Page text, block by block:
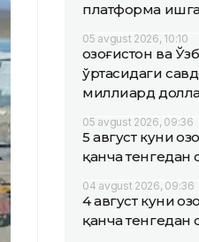
платформа
05 avgust 2026, 10:10
Қозоғистон ва
ўртасидаги
миллиард
05 avgust 2026, 09:36
5 август куни
қанча тенгедан
04 avgust 2026, 09:36
4 август куни
қанча тенгедан